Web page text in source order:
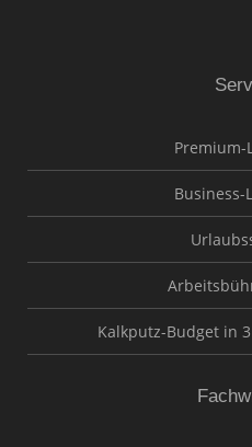
Premium-
Business-
Kalkputz-Budget in